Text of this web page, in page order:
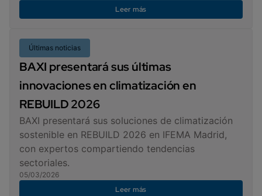
Leer más
Últimas noticias
BAXI presentará sus últimas
innovaciones en climatización en
REBUILD 2026
BAXI presentará sus soluciones de climatización
sostenible en REBUILD 2026 en IFEMA Madrid,
con expertos compartiendo tendencias
sectoriales.
05/03/2026
Leer más